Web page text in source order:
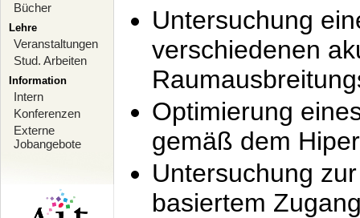
Bücher
Lehre
Veranstaltungen
Stud. Arbeiten
Information
Intern
Konferenzen
Externe
Jobangebote
Untersuchung
verschiedenen
Optimierung
gemäß dem
Untersuchung
basiertem